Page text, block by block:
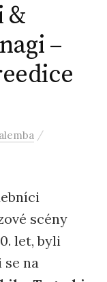
&
–
/
scény
let, byli
na